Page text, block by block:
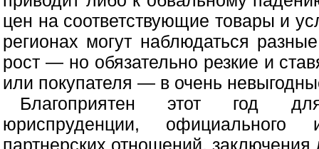
цен на соответствующие товары и
регионах могут наблюдаться
рост — но обязательно резкие и
или покупателя — в очень
Благоприятен этот год
юриспруденции,
партнерских отношений, заключения